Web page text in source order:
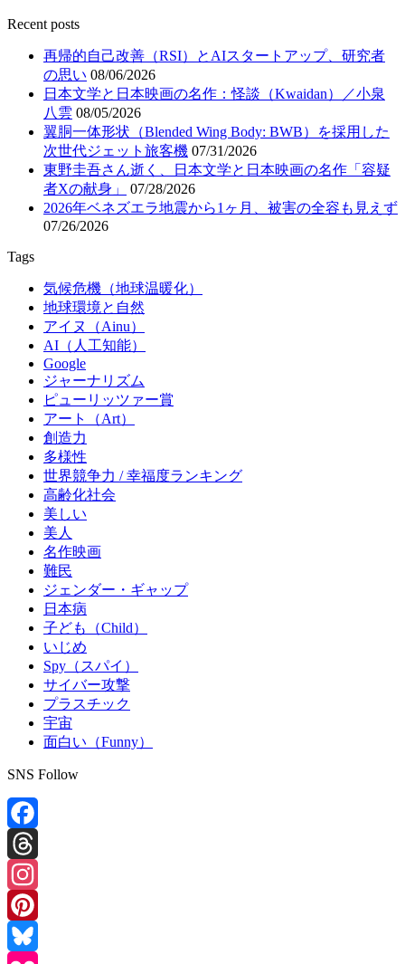
Recent posts
再帰的自己改善（RSI）とAIスタートアップ、研究者
の思い 08/06/2026
日本文学と日本映画の名作：怪談（Kwaidan）／小泉
八雲 08/05/2026
翼胴一体形状（Blended Wing Body: BWB）を採用した
次世代ジェット旅客機 07/31/2026
東野圭吾さん逝く、日本文学と日本映画の名作「容疑
者Xの献身」
07/28/2026
2026年ベネズエラ地震から1ヶ月、被害の全容も見えず
07/26/2026
Tags
気候危機（地球温暖化）
地球環境と自然
アイヌ（Ainu）
AI（人工知能）
Google
ジャーナリズム
ピューリッツァー賞
アート（Art）
創造力
多様性
世界競争力 / 幸福度ランキング
高齢化社会
美しい
美人
名作映画
難民
ジェンダー・ギャップ
日本病
子ども（Child）
いじめ
Spy（スパイ）
サイバー攻撃
プラスチック
宇宙
面白い（Funny）
SNS Follow
Facebook
Threads
Instagram
Pinterest